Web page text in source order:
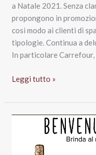
a Natale 2021. Senza
propongono in
così modo ai clienti di
tipologie. Continua a
In particolare Carrefour,
I
in
offerta
Leggi tutto »